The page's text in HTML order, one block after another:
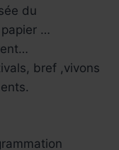
du
papier …
bref ,vivons